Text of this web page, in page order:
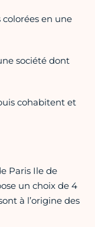
colorées en une
société dont
cohabitent et
Paris Ile de
un choix de 4
à l’origine des